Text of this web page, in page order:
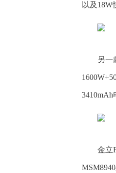
以及18W
另一
3410mAh
金立